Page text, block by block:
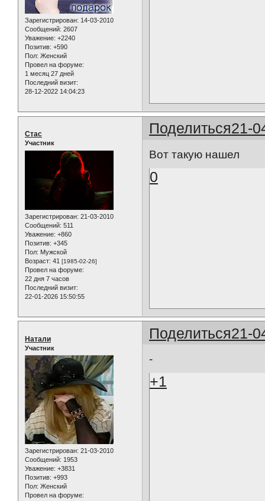
Зарегистрирован: 14-03-2010
Сообщений: 2607
Уважение: +2240
Позитив: +590
Пол: Женский
Провел на форуме:
1 месяц 27 дней
Последний визит:
28-12-2022 14:04:23
Поделиться21-
Стас
Участник
Зарегистрирован: 21-03-2010
Сообщений: 511
Уважение: +860
Позитив: +345
Пол: Мужской
Возраст: 41 [1985-02-26]
Провел на форуме:
22 дня 7 часов
Последний визит:
22-01-2026 15:50:55
Вот такую нашел
0
Поделиться21-
Натали
Участник
Зарегистрирован: 21-03-2010
Сообщений: 1953
Уважение: +3831
Позитив: +993
Пол: Женский
Провел на форуме:
-
+1